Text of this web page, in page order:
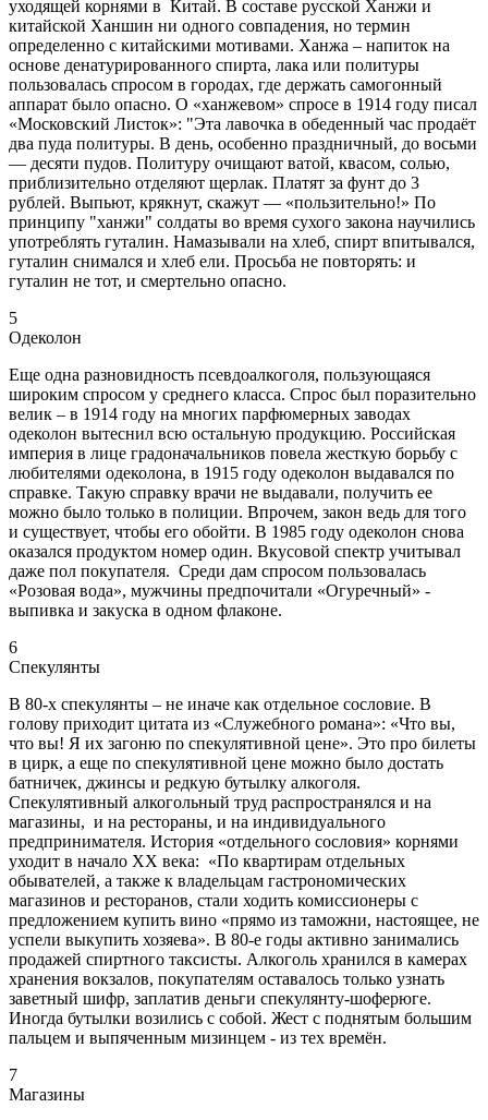
уходящей корнями в Китай. В составе русской Ханжи и
китайской Ханшин ни одного совпадения, но термин
определенно с китайскими мотивами. Ханжа – напиток на
основе денатурированного спирта, лака или политуры
пользовалась спросом в городах, где держать самогонный
аппарат было опасно. О «ханжевом» спросе в 1914 году писал
«Московский Листок»: "Эта лавочка в обеденный час продаёт
два пуда политуры. В день, особенно праздничный, до восьми
— десяти пудов. Политуру очищают ватой, квасом, солью,
приблизительно отделяют щерлак. Платят за фунт до 3
рублей. Выпьют, крякнут, скажут — «пользительно!» По
принципу "ханжи" солдаты во время сухого закона научились
употреблять гуталин. Намазывали на хлеб, спирт впитывался,
гуталин снимался и хлеб ели. Просьба не повторять: и
гуталин не тот, и смертельно опасно.
5
Одеколон
Еще одна разновидность псевдоалкоголя, пользующаяся
широким спросом у среднего класса. Спрос был поразительно
велик – в 1914 году на многих парфюмерных заводах
одеколон вытеснил всю остальную продукцию. Российская
империя в лице градоначальников повела жесткую борьбу с
любителями одеколона, в 1915 году одеколон выдавался по
справке. Такую справку врачи не выдавали, получить ее
можно было только в полиции. Впрочем, закон ведь для того
и существует, чтобы его обойти. В 1985 году одеколон снова
оказался продуктом номер один. Вкусовой спектр учитывал
даже пол покупателя. Среди дам спросом пользовалась
«Розовая вода», мужчины предпочитали «Огуречный» -
выпивка и закуска в одном флаконе.
6
Спекулянты
В 80-х спекулянты – не иначе как отдельное сословие. В
голову приходит цитата из «Служебного романа»: «Что вы,
что вы! Я их загоню по спекулятивной цене». Это про билеты
в цирк, а еще по спекулятивной цене можно было достать
батничек, джинсы и редкую бутылку алкоголя.
Спекулятивный алкогольный труд распространялся и на
магазины, и на рестораны, и на индивидуального
предпринимателя. История «отдельного сословия» корнями
уходит в начало ХХ века: «По квартирам отдельных
обывателей, а также к владельцам гастрономических
магазинов и ресторанов, стали ходить комиссионеры с
предложением купить вино «прямо из таможни, настоящее, не
успели выкупить хозяева». В 80-е годы активно занимались
продажей спиртного таксисты. Алкоголь хранился в камерах
хранения вокзалов, покупателям оставалось только узнать
заветный шифр, заплатив деньги спекулянту-шоферюге.
Иногда бутылки возились с собой. Жест с поднятым большим
пальцем и выпяченным мизинцем - из тех времён.
7
Магазины